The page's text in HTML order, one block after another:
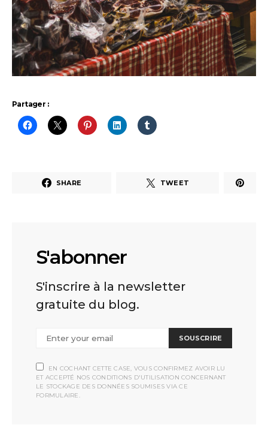
Partager :
SHARE TWEET
S'abonner
S'inscrire à la newsletter
gratuite du blog.
SOUSCRIRE
EN COCHANT CETTE CASE, VOUS CONFIRMEZ AVOIR LU
ET ACCEPTÉ NOS CONDITIONS D'UTILISATION CONCERNANT
LE STOCKAGE DES DONNÉES SOUMISES VIA CE
FORMULAIRE.